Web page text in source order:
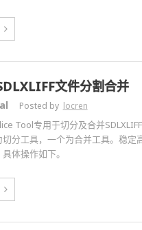
文件分割合并
Posted by locren
Tool专用于切分及合并
切分工具，一个为合并工具。稳定
体操作如下。